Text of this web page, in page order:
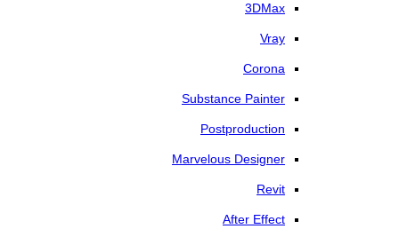
3DMax
Vray
Corona
Substance Painter
Postproduction
Marvelous Designer
Revit
After Effect